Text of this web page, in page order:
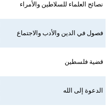
نصائح العلماء للسلاطين والأمراء
فصول في الدين والأدب والاجتماع
قضية فلسطين
الدعوة إلى الله